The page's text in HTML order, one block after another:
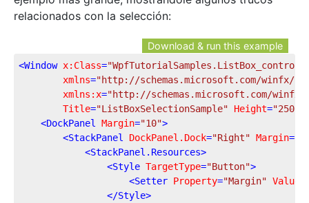
relacionados con la selección:
Download & run this example
<Window x:Class=
xmlns="http://schemas.microsoft.com/winfx/
xmlns:x="http://schemas.microsoft.com/winfx/
Title="ListBoxSelectionSample" Height="250"
<DockPanel Margin="10">
<StackPanel DockPanel.Dock="Right" Margin=
<StackPanel.Resources>
<Style TargetType="Button">
<Setter Property="Margin" Value
</Style>